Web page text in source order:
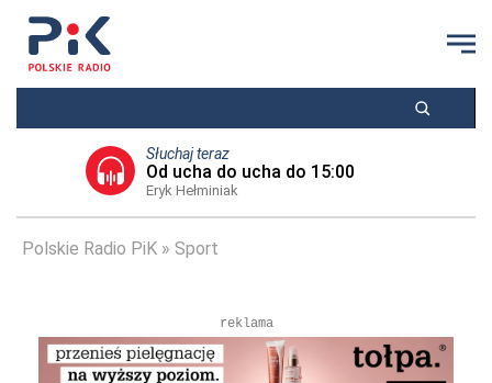
Słuchaj teraz
Od ucha do ucha do 15:00
Eryk Hełminiak
Polskie Radio PiK Sport
reklama